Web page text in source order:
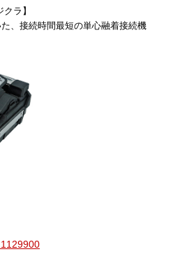
ラ】
、接続時間最短の単心融着接続機